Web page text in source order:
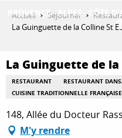
QUE FAIRE ?
Accueil Séjourner
La Guinguette de la Colline St
La Guinguette de
RESTAURANT RESTAURANT
CUISINE TRADITIONNELLE FRANÇAISE
148, Allée du Docteur
M'y rendre